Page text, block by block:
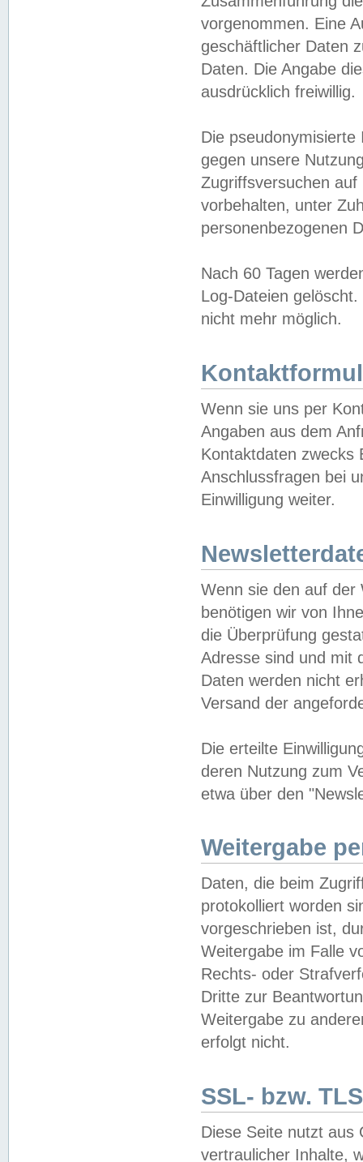
vorgenommen. Eine
geschäftlicher Daten
Daten. Die Angabe
ausdrücklich freiwillig.
Die
gegen unsere
Zugriffsversuchen
vorbehalten, unter
personenbezogenen
Nach 60 Tagen
Log-Dateien
nicht mehr möglich.
Wenn sie uns per
Angaben aus dem
Kontaktdaten zwecks
Anschlussfragen bei
Einwilligung weiter.
Wenn sie den auf der
benötigen wir von
die Überprüfung
Adresse sind und mit
Daten werden nicht
Versand der
Die erteilte
deren Nutzung zum
etwa über den
Weitergabe
Daten, die beim
protokolliert worden
vorgeschrieben ist,
Weitergabe im Falle
Rechts- oder
Dritte zur
Weitergabe zu
erfolgt nicht.
SSL- bzw.
Diese Seite nutzt aus
vertraulicher Inhalte,